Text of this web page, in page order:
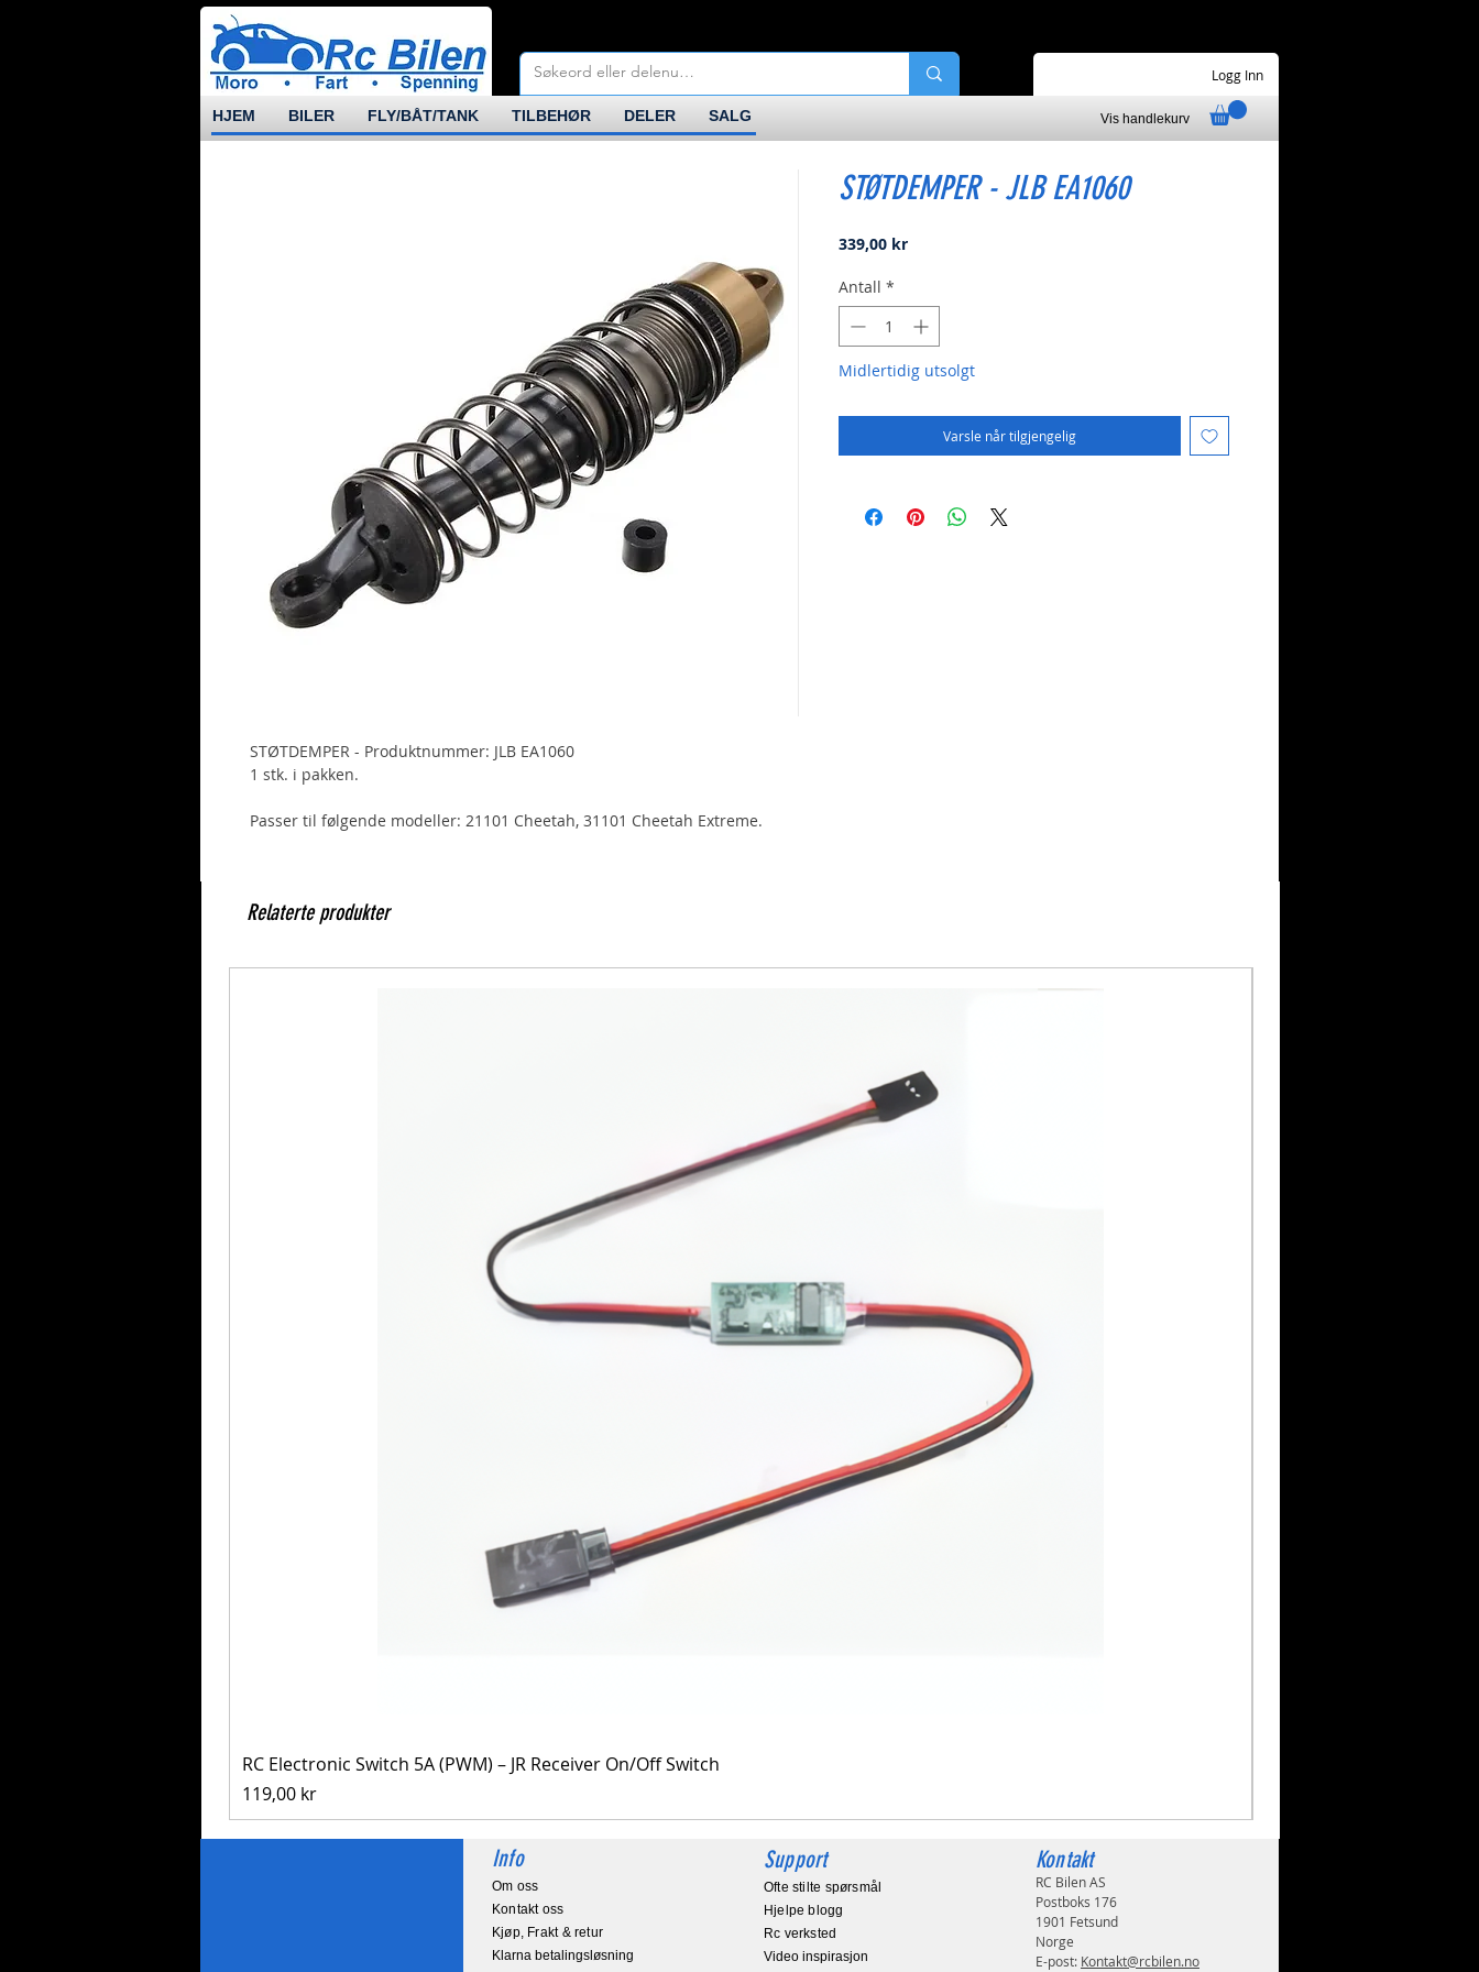
Logg Inn
HJEM BILER FLY/BÅT/TANK TILBEHØR DELER SALG Vis handlekurv
STØTDEMPER - Produktnummer: JLB EA1060
1 stk. i pakken.
Passer til følgende modeller: 21101 Cheetah, 31101 Cheetah Extreme.
STØTDEMPER - JLB EA1060
339,00 krPris
Antall *
Midlertidig utsolgt
Varsle når tilgjengelig
Relaterte produkter
Hurtigvisning
RC Electronic Switch 5A (PWM) – JR Receiver On/Off Switch
Pris
119,00 kr
Info
Om oss
Kontakt oss
Kjøp, Frakt & retur
Klarna betalingsløsning
Support
Ofte stilte spørsmål
Hjelpe blogg
Rc verksted
Video inspirasjon
Kontakt
RC Bilen AS
Postboks 176
1901 Fetsund
Norge
E-post: Kontakt@rcbilen.no